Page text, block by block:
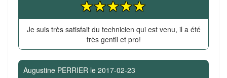
Je suis très satisfait du technicien qui est venu, il a été
très gentil et pro!
Augustine PERRIER le 2017-02-23